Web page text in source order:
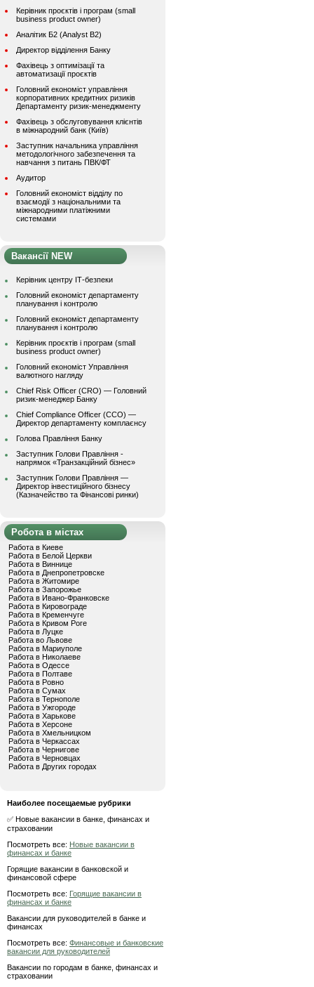
Керівник проєктів і програм (small
business product owner)
Аналітик Б2 (Analyst B2)
Директор відділення Банку
Фахівець з оптимізації та
автоматизації проєктів
Головний економіст управління
корпоративних кредитних ризиків
Департаменту ризик-менеджменту
Фахівець з обслуговування клієнтів
в міжнародний банк (Київ)
Заступник начальника управління
методологічного забезпечення та
навчання з питань ПВК/ФТ
Аудитор
Головний економіст відділу по
взаємодії з національними та
міжнародними платіжними
системами
Вакансії NEW
Керівник центру ІТ-безпеки
Головний економіст департаменту
планування і контролю
Головний економіст департаменту
планування і контролю
Керівник проєктів і програм (small
business product owner)
Головний економіст Управління
валютного нагляду
Chief Risk Officer (CRO) — Головний
ризик-менеджер Банку
Chief Compliance Officer (CCO) —
Директор департаменту комплаєнсу
Голова Правління Банку
Заступник Голови Правління -
напрямок «Транзакційний бізнес»
Заступник Голови Правління —
Директор інвестиційного бізнесу
(Казначейство та Фінансові ринки)
Робота в містах
Работа в Киеве
Работа в Белой Церкви
Работа в Виннице
Работа в Днепропетровске
Работа в Житомире
Работа в Запорожье
Работа в Ивано-Франковске
Работа в Кировограде
Работа в Кременчуге
Работа в Кривом Роге
Работа в Луцке
Работа во Львове
Работа в Мариуполе
Работа в Николаеве
Работа в Одессе
Работа в Полтаве
Работа в Ровно
Работа в Сумах
Работа в Тернополе
Работа в Ужгороде
Работа в Харькове
Работа в Херсоне
Работа в Хмельницком
Работа в Черкассах
Работа в Чернигове
Работа в Черновцах
Работа в Других городах
Наиболее посещаемые рубрики
✅ Новые вакансии в банке, финансах и
страховании
Посмотреть все: Новые вакансии в
финансах и банке
Горящие вакансии в банковской и
финансовой сфере
Посмотреть все: Горящие вакансии в
финансах и банке
Вакансии для руководителей в банке и
финансах
Посмотреть все: Финансовые и банковские
вакансии для руководителей
Вакансии по городам в банке, финансах и
страховании